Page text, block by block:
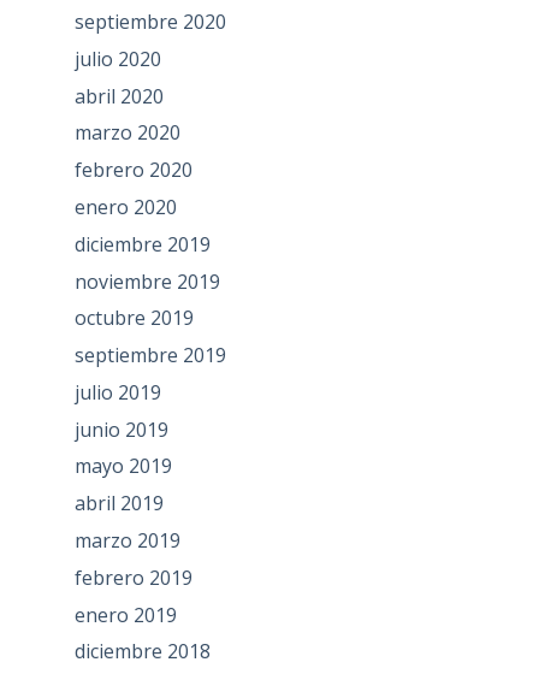
septiembre 2020
julio 2020
abril 2020
marzo 2020
febrero 2020
enero 2020
diciembre 2019
noviembre 2019
octubre 2019
septiembre 2019
julio 2019
junio 2019
mayo 2019
abril 2019
marzo 2019
febrero 2019
enero 2019
diciembre 2018